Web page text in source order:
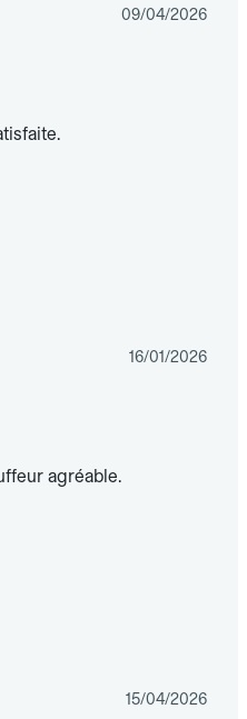
09/04/2026
16/01/2026
agréable.
15/04/2026